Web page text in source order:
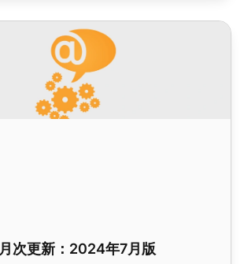
：2024年7月版
次更新：2024年7月版